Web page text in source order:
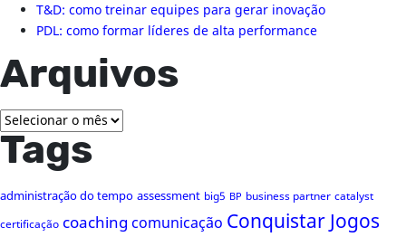
T&D: como treinar equipes para gerar inovação
PDL: como formar líderes de alta performance
Arquivos
Arquivos
Tags
administração do tempo assessment big5 BP business partner catalyst
certificação coaching comunicação Conquistar Jogos